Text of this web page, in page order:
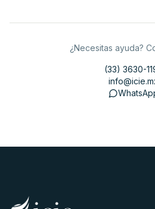
¿Necesitas ayuda?
(33) 3630-